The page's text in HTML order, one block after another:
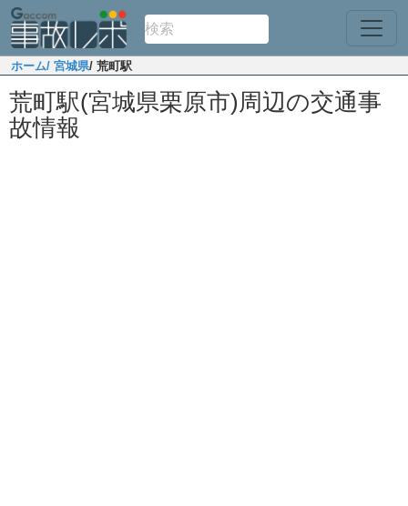
ホーム/ 宮城県/ 荒町駅
荒町駅(宮城県栗原市)周辺の交通事
故情報